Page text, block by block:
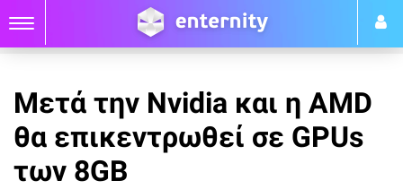
Μετά την Nvidia και η AMD
θα επικεντρωθεί σε GPUs
των 8GB